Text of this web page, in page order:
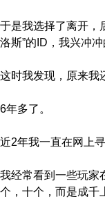
于是我选择了离开，
洛斯”的ID，我兴冲
这时我发现，原来
6年多了。
近2年我一直在网上
我经常看到一些玩家
个，十个，而是成千